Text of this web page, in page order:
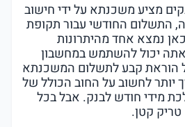
מציע משכנתא על ידי חישוב
התשלום החודשי עבור תקופת
נמצא אחד מהיתרונות
יכול להשתמש במחשבון
הוראת קבע לתשלום המשכנתא
יותר לחשוב על החוב הכולל של
מידי חודש לבנק. אבל בכל
טריק קטן.